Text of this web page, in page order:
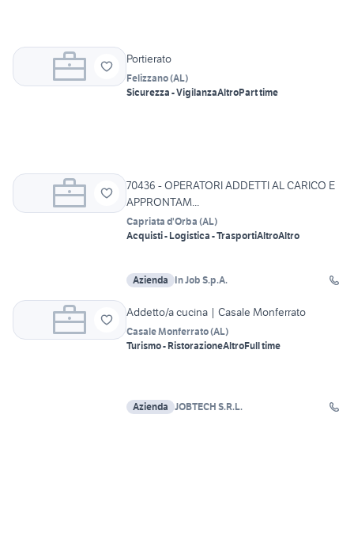
Portierato
Felizzano(AL)
Sicurezza - VigilanzaAltroPart time
70436 - OPERATORI ADDETTI AL CARICO E
APPRONTAM...
Capriata d'Orba (AL)
Acquisti - Logistica - TrasportiAltroAltro
Azienda In Job S.p.A.
Addetto/a cucina | Casale Monferrato
Casale Monferrato(AL)
Turismo - RistorazioneAltroFull time
Azienda JOBTECH S.R.L.